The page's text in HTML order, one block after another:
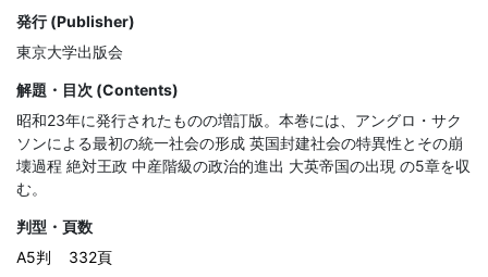
発行 (Publisher)
東京大学出版会
解題・目次 (Contents)
昭和23年に発行されたものの増訂版。本巻には、アングロ・サク
ソンによる最初の統一社会の形成 英国封建社会の特異性とその崩
壊過程 絶対王政 中産階級の政治的進出 大英帝国の出現 の5章を収
む。
判型・頁数
A5判
332頁